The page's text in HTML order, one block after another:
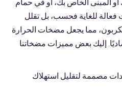
المبنى الخاص بك، أو في حمام
فعالة للغاية فحسب، بل تقلل
مما يجعل مضخات الحرارة
إليك بعض مميزات مضخاتنا
مصممة لتقليل استهلاك